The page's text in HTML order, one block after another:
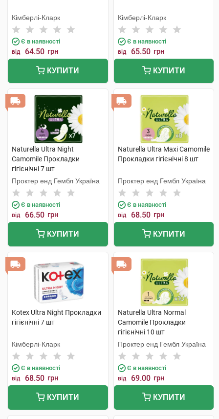
Кімберлі-Кларк
Є в наявності
від 64.50 грн
КУПИТИ
Кімберлі-Кларк
Є в наявності
від 65.50 грн
КУПИТИ
Naturella Ultra Night
Camomile Прокладки
гігієнічні 7 шт
Проктер енд Гембл Україна
Є в наявності
від 66.50 грн
КУПИТИ
Naturella Ultra Maxi Camomile
Прокладки гігієнічні 8 шт
Проктер енд Гембл Україна
Є в наявності
від 68.50 грн
КУПИТИ
Kotex Ultra Night Прокладки
гігієнічні 7 шт
Кімберлі-Кларк
Є в наявності
від 68.50 грн
КУПИТИ
Naturella Ultra Normal
Camomile Прокладки
гігієнічні 10 шт
Проктер енд Гембл Україна
Є в наявності
від 69.00 грн
КУПИТИ